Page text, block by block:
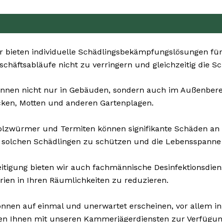
bieten individuelle Schädlingsbekämpfungslösungen
nicht zu verringern und gleichzeitig die
nicht nur in Gebäuden, sondern auch im
Motten und anderen Gartenplagen.
und Termiten können signifikante Schäden
Schädlingen zu schützen und die
bieten wir auch fachmännische
in Ihren Räumlichkeiten zu reduzieren.
auf einmal und unerwartet erscheinen, vor allem
Ihnen mit unseren Kammerjägerdiensten zur